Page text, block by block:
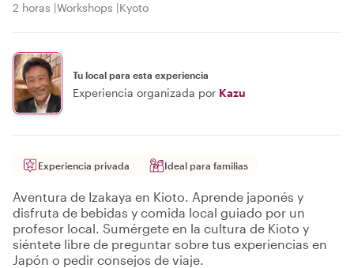
2 horas Workshops Kyoto
Tu local para esta experiencia
Experiencia organizada por Kazu
Experiencia privada Ideal para familias
Aventura de Izakaya en Kioto. Aprende japonés y
disfruta de bebidas y comida local guiado por un
profesor local. Sumérgete en la cultura de Kioto y
siéntete libre de preguntar sobre tus experiencias en
Japón o pedir consejos de viaje.